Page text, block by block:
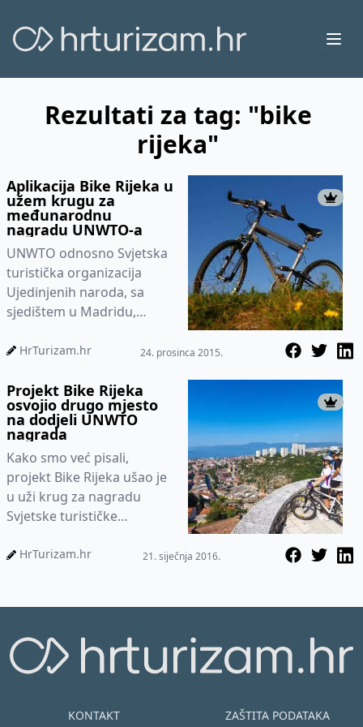
Rezultati za tag: "bike
rijeka"
Aplikacija Bike Rijeka u
užem krugu za
međunarodnu
nagradu UNWTO-a
UNWTO odnosno Svjetska
turistička organizacija
Ujedinjenih naroda, sa
sjedištem u Madridu,
promicanje odgovornog,
HrTurizam.hr 24. prosinca 2015.
Projekt Bike Rijeka
osvojio drugo mjesto
na dodjeli UNWTO
nagrada
Kako smo već pisali,
projekt Bike Rijeka ušao je
u uži krug za nagradu
Svjetske turističke
naroda (UNWTO). Već
HrTurizam.hr 21. siječnja 2016.
KONTAKT ZAŠTITA PODATAKA